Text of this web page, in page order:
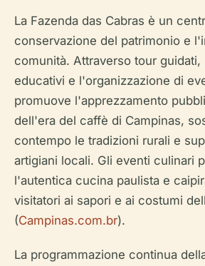
La Fazenda das Cabras è un
conservazione del patrimonio e
comunità. Attraverso tour guidati,
educativi e l'organizzazione di
promuove l'apprezzamento
dell'era del caffè di Campinas,
contempo le tradizioni rurali e
artigiani locali. Gli eventi culinari
l'autentica cucina paulista e
visitatori ai sapori e ai costumi
(Campinas.com.br).
La programmazione continua